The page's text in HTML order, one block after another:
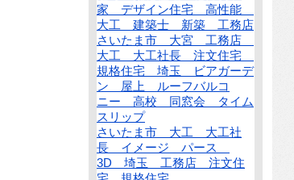
家 デザイン住宅 高性能
大工 建築士 新築 工務店
さいたま市 大宮 工務店
大工 大工社長 注文住宅
規格住宅 埼玉 ビアガーデ
ン 屋上 ルーフバルコ
ニー 高校 同窓会 タイム
スリップ
さいたま市 大工 大工社
長 イメージ パース
3D 埼玉 工務店 注文住